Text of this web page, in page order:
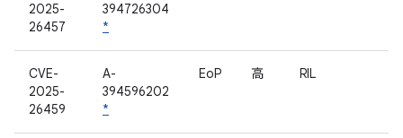
2025-
26457
394726304
*
CVE-
2025-
26459
A-
394596202
*
EoP 高 RIL